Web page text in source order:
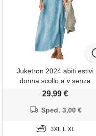
Juketron 2024 abiti estivi
donna scollo a v senza
maniche canotta abito lungo
lino di cotone abito estivo
29,99 €
Sped. 3,00 €
3XL L XL